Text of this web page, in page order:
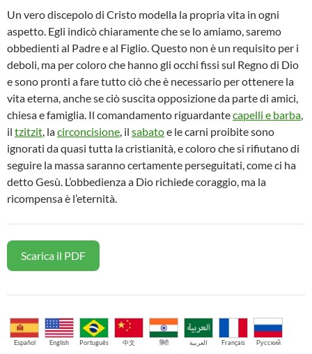
Un vero discepolo di Cristo modella la propria vita in ogni
aspetto. Egli indicò chiaramente che se lo amiamo, saremo
obbedienti al Padre e al Figlio. Questo non è un requisito per i
deboli, ma per coloro che hanno gli occhi fissi sul Regno di Dio
e sono pronti a fare tutto ciò che è necessario per ottenere la
vita eterna, anche se ciò suscita opposizione da parte di amici,
chiesa e famiglia. Il comandamento riguardantecapelli e barba,
il tzitzit, lacirconcisione, il sabatoe le carni proibite sono
ignorati da quasi tutta la cristianità, e coloro che si rifiutano di
seguire la massa saranno certamente perseguitati, come ci ha
detto Gesù. L’obbedienza a Dio richiede coraggio, ma la
ricompensa è l’eternità.
Scarica il PDF
Español English Português 中文 हिंदी العربية Français Русский